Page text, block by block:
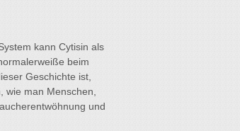
kann Cytisin als
beim
Geschichte ist,
man Menschen,
und